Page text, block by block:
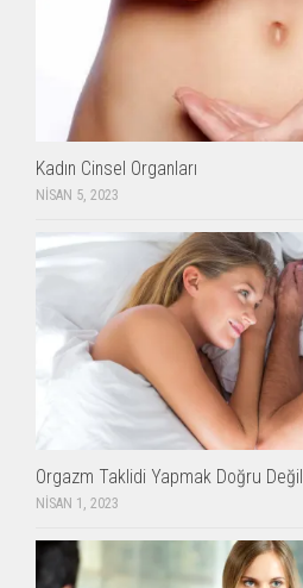
Kadın Cinsel Organları
NISAN 5, 2023
Orgazm Taklidi Yapmak Doğru Değil
NISAN 1, 2023